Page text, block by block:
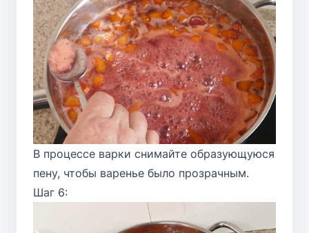
В процессе варки снимайте образующуюся
пену, чтобы варенье было прозрачным.
Шаг 6: